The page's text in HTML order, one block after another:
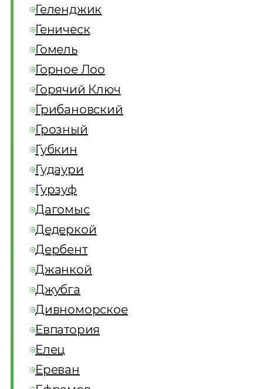
Геленджик
Геническ
Гомель
Горное Лоо
Горячий Ключ
Грибановский
Грозный
Губкин
Гудаури
Гурзуф
Дагомыс
Дедеркой
Дербент
Джанкой
Джубга
Дивноморское
Евпатория
Елец
Ереван